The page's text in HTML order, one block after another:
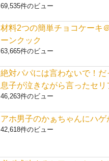
69,535件のビュー
材料2つの簡単チョコケーキ
ーンクック
63,665件のビュー
絶対パパには言わないで！だ
息子が泣きながら言ったセリ
46,263件のビュー
アホ男子のかぁちゃんにハゲ
42,618件のビュー